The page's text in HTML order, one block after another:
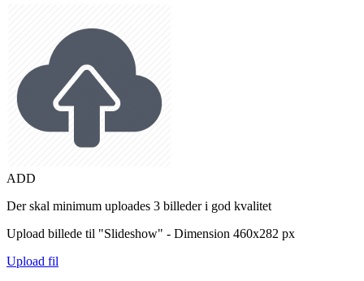
ADD
Der skal minimum uploades 3 billeder i god kvalitet
Upload billede til "Slideshow" - Dimension 460x282 px
Upload fil